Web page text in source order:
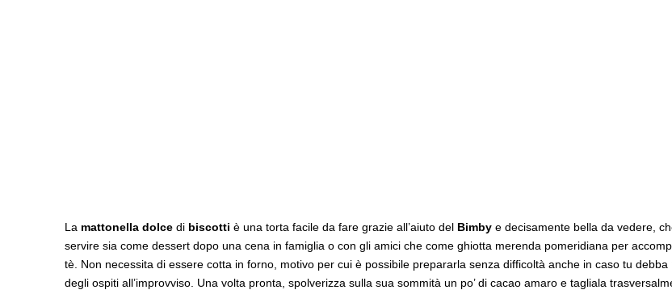
La mattonella dolce di biscotti è una torta facile da fare grazie all’aiuto del Bimby e decisamente bella da vedere,
servire sia come dessert dopo una cena in famiglia o con gli amici che come ghiotta merenda pomeridiana per
tè. Non necessita di essere cotta in forno, motivo per cui è possibile prepararla senza difficoltà anche in caso tu debba
degli ospiti all’improvviso. Una volta pronta, spolverizza sulla sua sommità un po’ di cacao amaro e tagliala